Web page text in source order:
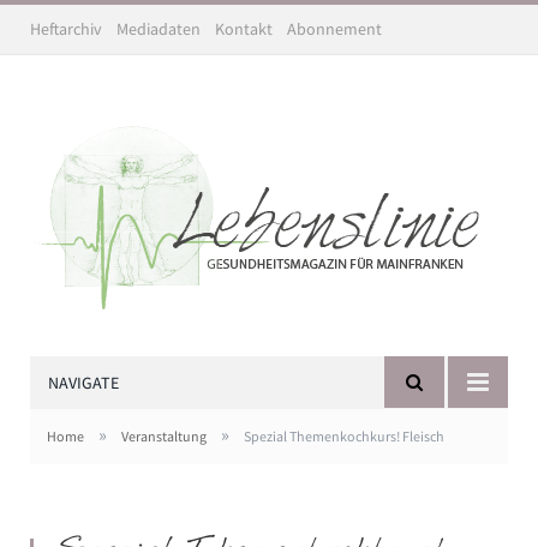
Heftarchiv Mediadaten Kontakt Abonnement
NAVIGATE
Home » Veranstaltung » Spezial Themenkochkurs! Fleisch